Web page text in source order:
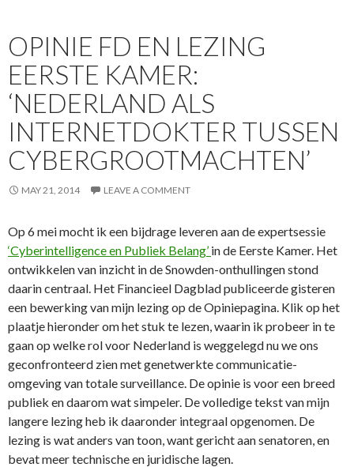
OPINIE FD EN LEZING
EERSTE KAMER:
‘NEDERLAND ALS
INTERNETDOKTER TUSSEN
CYBERGROOTMACHTEN’
MAY 21, 2014 LEAVE A COMMENT
Op 6 mei mocht ik een bijdrage leveren aan de expertsessie
‘Cyberintelligence en Publiek Belang’ in de Eerste Kamer. Het
ontwikkelen van inzicht in de Snowden-onthullingen stond
daarin centraal. Het Financieel Dagblad publiceerde gisteren
een bewerking van mijn lezing op de Opiniepagina. Klik op het
plaatje hieronder om het stuk te lezen, waarin ik probeer in te
gaan op welke rol voor Nederland is weggelegd nu we ons
geconfronteerd zien met genetwerkte communicatie-
omgeving van totale surveillance. De opinie is voor een breed
publiek en daarom wat simpeler. De volledige tekst van mijn
langere lezing heb ik daaronder integraal opgenomen. De
lezing is wat anders van toon, want gericht aan senatoren, en
bevat meer technische en juridische lagen.